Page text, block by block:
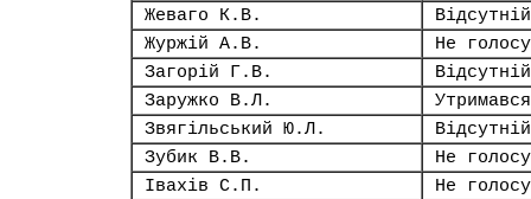
Жеваго К.В.
Відсутній
Журжій А.В.
Не
Загорій Г.В.
Відсутній
Заружко В.Л.
Утримався
Звягільський Ю.Л.
Відсутній
Зубик В.В.
Не
Івахів С.П.
Не